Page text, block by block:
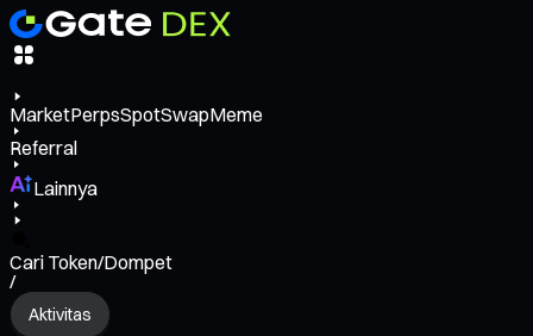
MarketPerpsSpotSwapMeme
Referral
Lainnya
Cari Token/Dompet
/
Aktivitas